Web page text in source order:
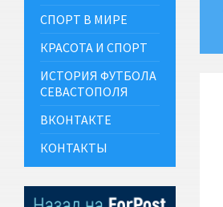
СПОРТ В МИРЕ
КРАСОТА И СПОРТ
ИСТОРИЯ ФУТБОЛА
СЕВАСТОПОЛЯ
ВКОНТАКТЕ
КОНТАКТЫ